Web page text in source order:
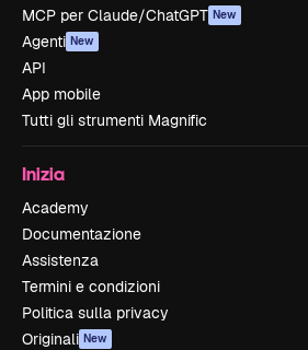
MCP per Claude/ChatGPT New
Agenti New
API
App mobile
Tutti gli strumenti Magnific
Inizia
Academy
Documentazione
Assistenza
Termini e condizioni
Politica sulla privacy
Originali New